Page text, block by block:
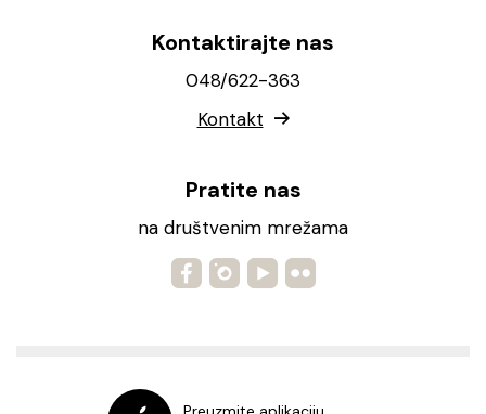
Kontaktirajte nas
048/622-363
Kontakt
Pratite nas
na društvenim mrežama